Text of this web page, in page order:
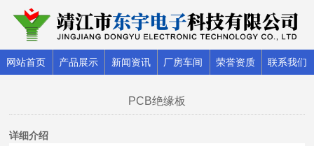
网站首页 产品展示 新闻资讯 厂房车间 荣誉资质 联系我们
PCB绝缘板
详细介绍